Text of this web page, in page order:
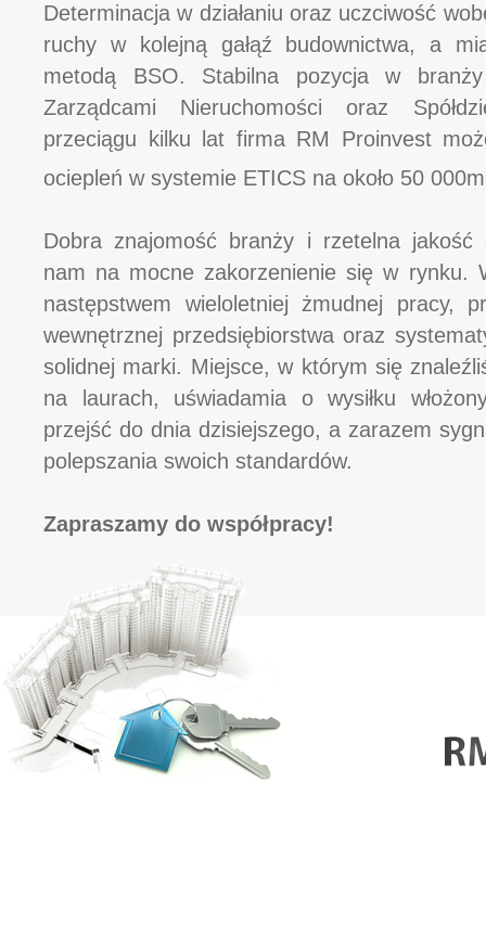
Determinacja w działaniu oraz uczciwość
ruchy w kolejną gałąź budownictwa, a
metodą BSO. Stabilna pozycja w branży
Zarządcami Nieruchomości oraz
przeciągu kilku lat firma RM Proinvest
ociepleń w systemie ETICS na około 50 000m
Dobra znajomość branży i rzetelna jakość
nam na mocne zakorzenienie się w rynku.
następstwem wieloletniej żmudnej pracy,
wewnętrznej przedsiębiorstwa oraz
solidnej marki. Miejsce, w którym się
na laurach, uświadamia o wysiłku
przejść do dnia dzisiejszego, a zarazem
polepszania swoich standardów.
Zapraszamy do współpracy!